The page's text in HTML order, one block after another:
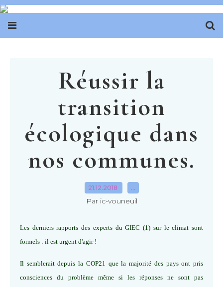
Réussir la
transition
écologique dans
nos communes.
21.12.2018 …
Par ic-vouneuil
Les derniers rapports des experts du GIEC (1) sur le climat sont
formels : il est urgent d'agir !
Il semblerait depuis la COP21 que la majorité des pays ont pris
consciences du problème même si les réponses ne sont pas